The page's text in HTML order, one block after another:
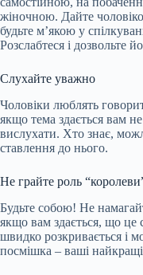
жіночною. Дайте
будьте м’якою у
Розслабтеся і дозвольте
Слухайте уважно
Чоловіки люблять
якщо тема здається вам
вислухати. Хто знає,
ставлення до нього.
Не грайте роль
Будьте собою! Не
якщо вам здається, що це
швидко розкривається і
посмішка – ваші